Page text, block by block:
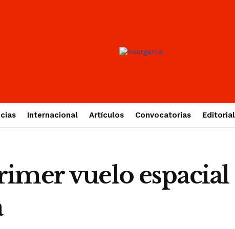
Internacional Artículos Convocatorias
vuelo